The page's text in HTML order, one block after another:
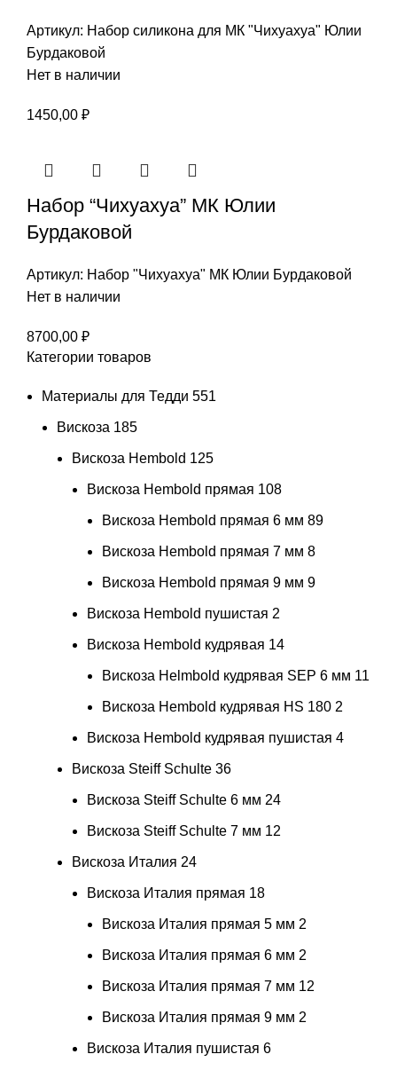
Артикул: Набор силикона для МК "Чихуахуа" Юлии
Бурдаковой
Нет в наличии
1450,00 ₽
Набор “Чихуахуа” МК Юлии
Бурдаковой
Артикул: Набор "Чихуахуа" МК Юлии Бурдаковой
Нет в наличии
8700,00 ₽
Категории товаров
Материалы для Тедди 551
Вискоза 185
Вискоза Hembold 125
Вискоза Hembold прямая 108
Вискоза Hembold прямая 6 мм 89
Вискоза Hembold прямая 7 мм 8
Вискоза Hembold прямая 9 мм 9
Вискоза Hembold пушистая 2
Вискоза Hembold кудрявая 14
Вискоза Helmbold кудрявая SEP 6 мм 11
Вискоза Hembold кудрявая HS 180 2
Вискоза Hembold кудрявая пушистая 4
Вискоза Steiff Schulte 36
Вискоза Steiff Schulte 6 мм 24
Вискоза Steiff Schulte 7 мм 12
Вискоза Италия 24
Вискоза Италия прямая 18
Вискоза Италия прямая 5 мм 2
Вискоза Италия прямая 6 мм 2
Вискоза Италия прямая 7 мм 12
Вискоза Италия прямая 9 мм 2
Вискоза Италия пушистая 6